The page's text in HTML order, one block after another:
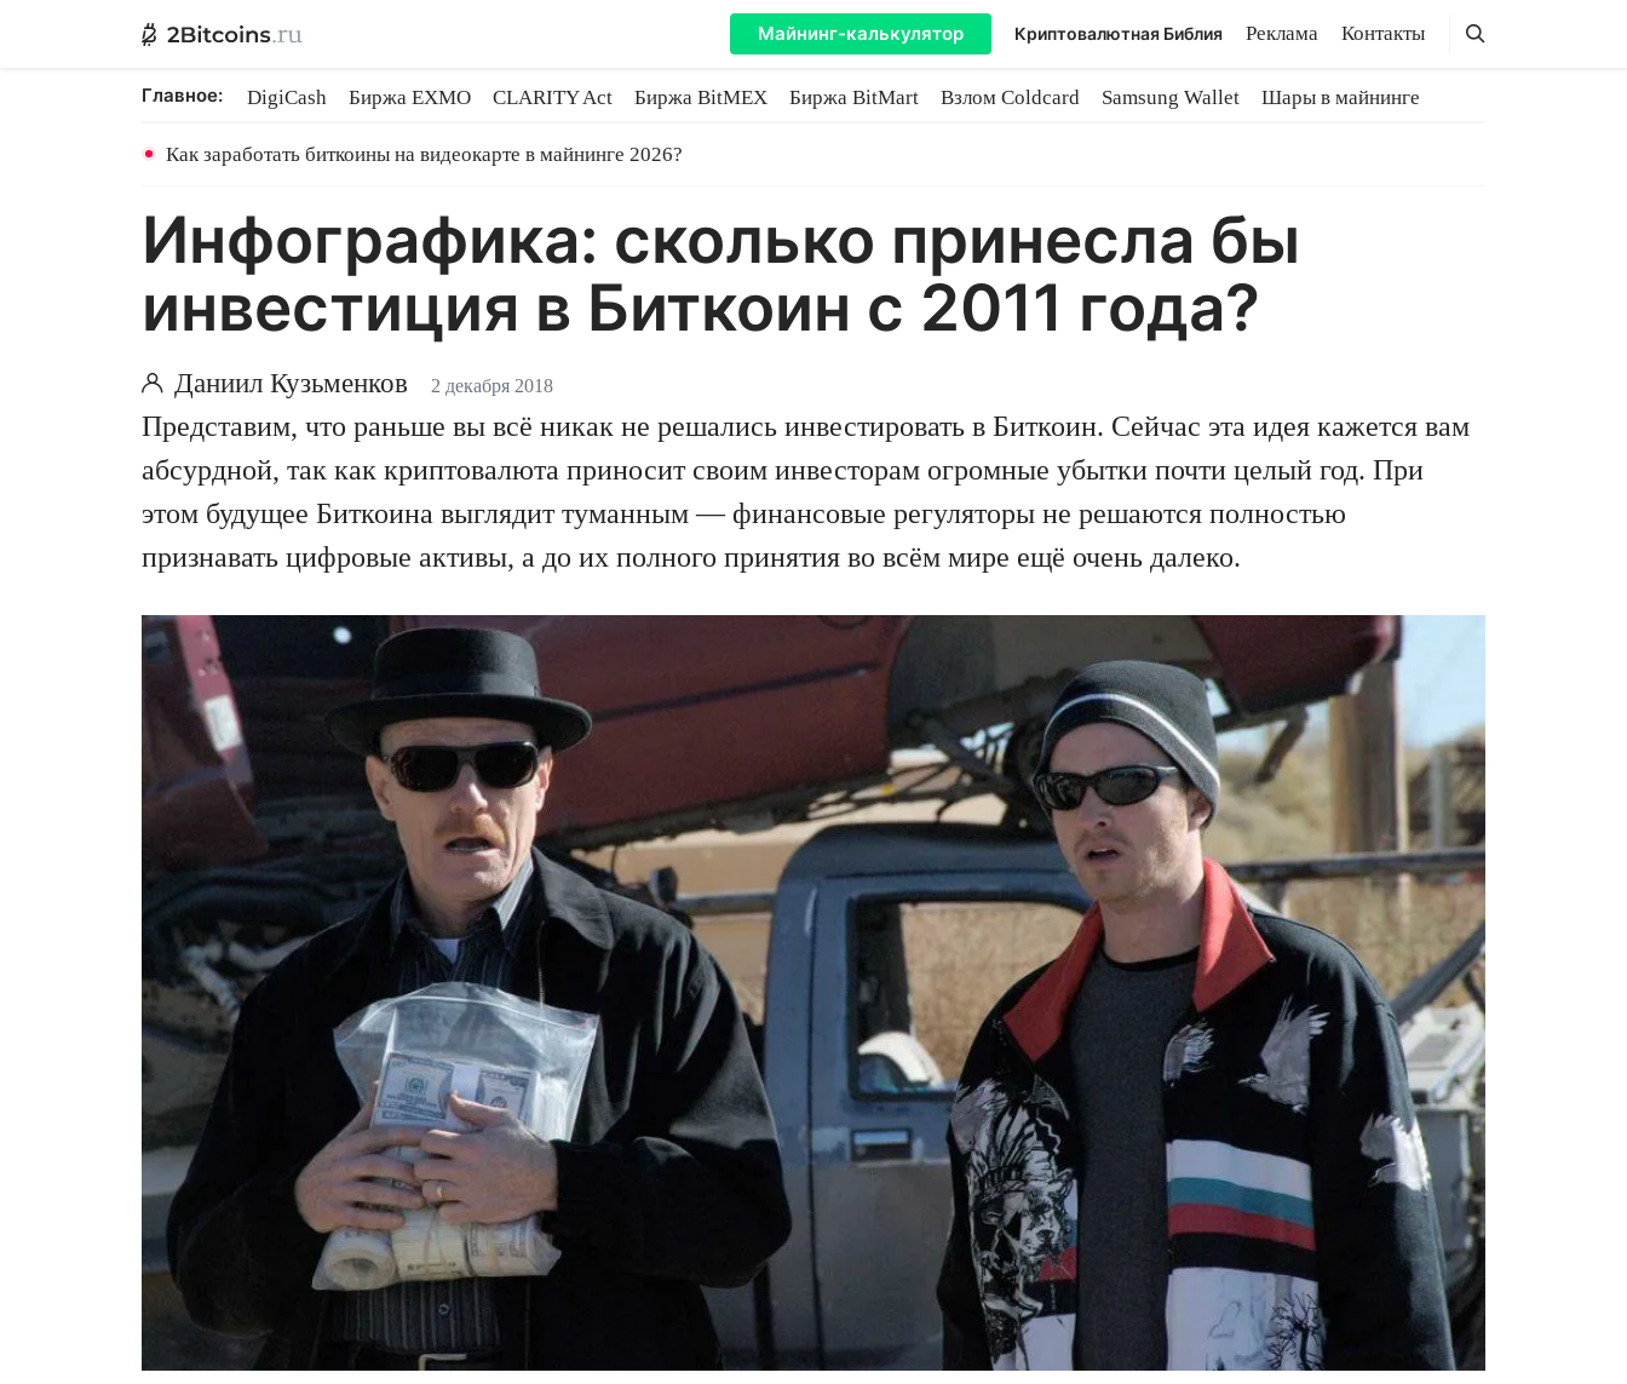
Майнинг-калькулятор Криптовалютная Библия Реклама Контакты Поиск
Поиск
Главное: DigiCash Биржа EXMO CLARITY Act Биржа BitMEX Биржа BitMart Взлом Coldcard Samsung Wallet
Шары в майнинге
Как заработать биткоины на видеокарте в майнинге 2026?
Инфографика: сколько принесла бы
инвестиция в Биткоин с 2011 года?
Даниил Кузьменков 2 декабря 2018
Представим, что раньше вы всё никак не решались инвестировать в Биткоин. Сейчас эта идея кажется вам
абсурдной, так как криптовалюта приносит своим инвесторам огромные убытки почти целый год. При
этом будущее Биткоина выглядит туманным — финансовые регуляторы не решаются полностью
признавать цифровые активы, а до их полного принятия во всём мире ещё очень далеко.